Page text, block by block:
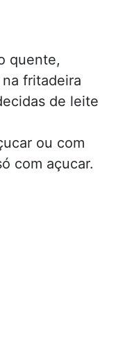
quente,
fritadeira
de leite
ou com
com açucar.